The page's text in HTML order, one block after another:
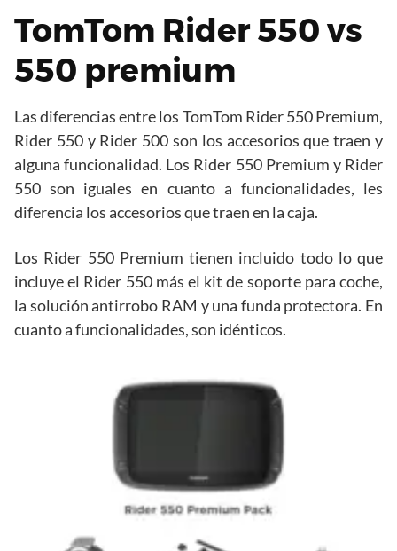
TomTom Rider 550 vs
550 premium
Las diferencias entre los TomTom Rider 550 Premium,
Rider 550 y Rider 500 son los accesorios que traen y
alguna funcionalidad. Los Rider 550 Premium y Rider
550 son iguales en cuanto a funcionalidades, les
diferencia los accesorios que traen en la caja.
Los Rider 550 Premium tienen incluido todo lo que
incluye el Rider 550 más el kit de soporte para coche,
la solución antirrobo RAM y una funda protectora. En
cuanto a funcionalidades, son idénticos.